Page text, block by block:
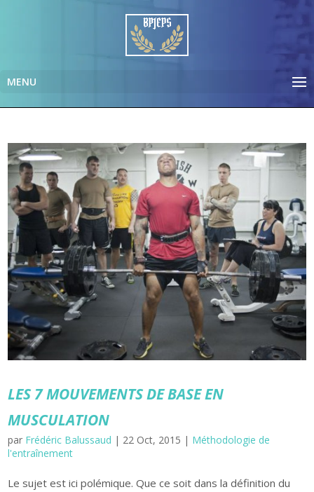
LES 7 MOUVEMENTS DE BASE EN
MUSCULATION
par Frédéric Balussaud | 22 Oct, 2015 | Méthodologie de
l'entraînement
Le sujet est ici polémique. Que ce soit dans la définition du